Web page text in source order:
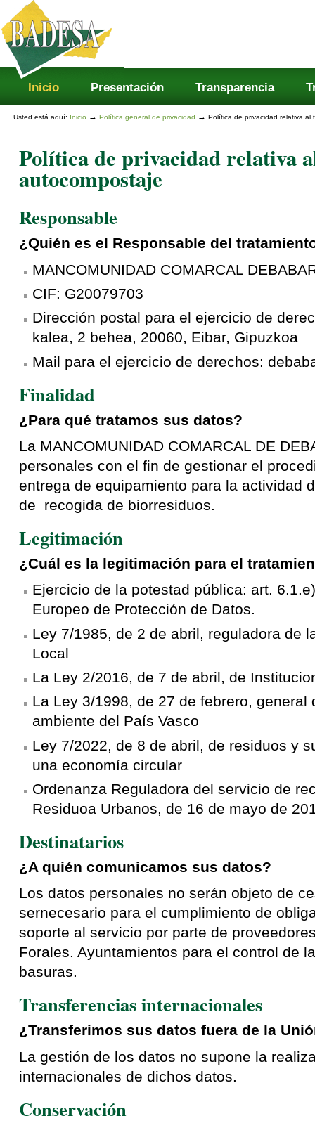
Cambiar
contenido.
Saltar
navegación
Secciones
Inicio Presentación Transparencia
Usted está aquí: Inicio →Política general de privacidad →Política de privacidad relativa al
Política de privacidad relativa
autocompostaje
Responsable
¿Quién es el Responsable del
MANCOMUNIDAD COMARCAL
CIF: G20079703
Dirección postal para el ejercicio de
kalea, 2 behea, 20060, Eibar, Gipuzkoa
Mail para el ejercicio de derechos:
Finalidad
¿Para qué tratamos sus datos?
La MANCOMUNIDAD COMARCAL DE
personales con el fin de gestionar el
entrega de equipamiento para la actividad
de recogida de biorresiduos.
Legitimación
¿Cuál es la legitimación para el
Ejercicio de la potestad pública: art.
Europeo de Protección de Datos.
Ley 7/1985, de 2 de abril, reguladora de
Local
La Ley 2/2016, de 7 de abril, de
La Ley 3/1998, de 27 de febrero, general
ambiente del País Vasco
Ley 7/2022, de 8 de abril, de residuos y
una economía circular
Ordenanza Reguladora del servicio de
Residuoa Urbanos, de 16 de mayo de
Destinatarios
¿A quién comunicamos sus datos?
Los datos personales no serán objeto de
sernecesario para el cumplimiento de
soporte al servicio por parte de
Forales. Ayuntamientos para el control de
basuras.
Transferencias internacionales
¿Transferimos sus datos fuera de la
La gestión de los datos no supone la
internacionales de dichos datos.
Conservación